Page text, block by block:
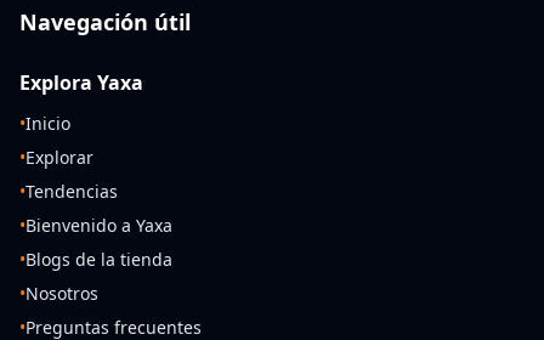
Navegación útil
Explora Yaxa
•Inicio
•Explorar
•Tendencias
•Bienvenido a Yaxa
•Blogs de la tienda
•Nosotros
•Preguntas frecuentes